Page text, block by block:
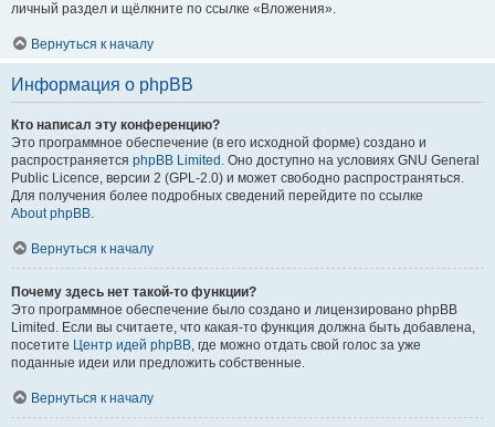
личный раздел и щёлкните по ссылке «Вложения».
Вернуться к началу
Информация о phpBB
Кто написал эту конференцию?
Это программное обеспечение (в его исходной форме) создано и
распространяется phpBB Limited . Оно доступно на условиях GNU General
Public Licence, версии 2 (GPL-2.0) и может свободно распространяться.
Для получения более подробных сведений перейдите по ссылке
About phpBB.
Вернуться к началу
Почему здесь нет такой-то функции?
Это программное обеспечение было создано и лицензировано phpBB
Limited. Если вы считаете, что какая-то функция должна быть добавлена,
посетите Центр идей phpBB, где можно отдать свой голос за уже
поданные идеи или предложить собственные.
Вернуться к началу